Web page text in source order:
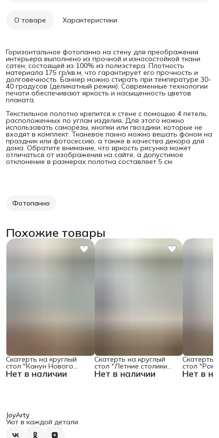
О товаре Характеристики
Горизонтальное фотопанно на стену для преображения
интерьера выполнено из прочной и износостойкой ткани
сатен, состоящей из 100% из полиэстера. Плотность
материала 175 гр/кв.м, что гарантирует его прочность и
долговечность. Баннер можно стирать при температуре 30-
40 градусов (деликатный режим). Современные технологии
печати обеспечивают яркость и насыщенность цветов
плаката.
Текстильное полотно крепится к стене с помощью 4 петель,
расположенных по углам изделия. Для этого можно
использовать саморезы, кнопки или гвоздики, которые не
входят в комплект. Тканевое панно можно вешать фоном на
праздник или фотосессию, а также в качества декора для
дома. Обратите внимание, что яркость рисунка может
отличаться от изображения на сайте, а допустимое
отклонение в размерах полотна составляет 5 см.
Фотопанно
Похожие товары
Нет в наличии
Скатерть на круглый
стол "Канун Нового
Года", 150х150 , серия Нет в наличии
Скатерть на круглый
стол "Летние столики
кафе", 150х150 Нет в
Скатерть
стол
поляне",
JoyArty
Уют в каждой детали